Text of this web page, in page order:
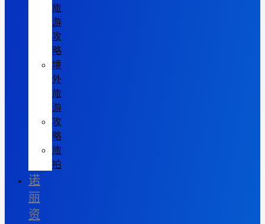
旅
游
攻
略
境
外
旅
游
攻
略
旅
拍
诺
丽
资